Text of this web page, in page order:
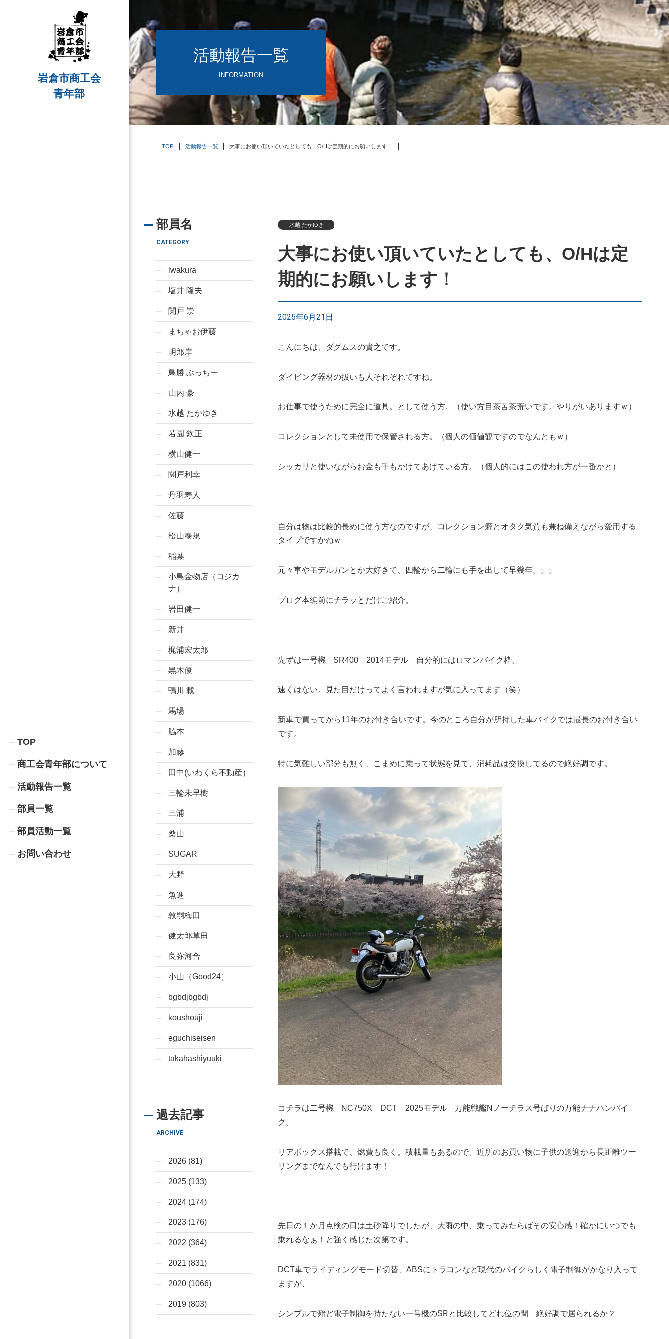
岩倉市商工会
青年部
TOP
商工会青年部について
活動報告一覧
部員一覧
部員活動一覧
お問い合わせ
活動報告一覧
INFORMATION
TOP 活動報告一覧 大事にお使い頂いていたとしても、O/Hは定期的にお願いします！
水越 たかゆき
大事にお使い頂いていたとしても、O/Hは定
期的にお願いします！
2025年6月21日
こんにちは、ダグムスの貴之です。
ダイビング器材の扱いも人それぞれですね。
お仕事で使うために完全に道具。として使う方。（使い方目茶苦茶荒いです。やりがいありますｗ）
コレクションとして未使用で保管される方。（個人の価値観ですのでなんともｗ）
シッカリと使いながらお金も手もかけてあげている方。（個人的にはこの使われ方が一番かと）
自分は物は比較的長めに使う方なのですが、コレクション癖とオタク気質も兼ね備えながら愛用する
タイプですかねｗ
元々車やモデルガンとか大好きで、四輪から二輪にも手を出して早幾年。。。
ブログ本編前にチラッとだけご紹介。
先ずは一号機 SR400 2014モデル 自分的にはロマンバイク枠。
速くはない。見た目だけってよく言われますが気に入ってます（笑）
新車で買ってから11年のお付き合いです。今のところ自分が所持した車バイクでは最長のお付き合い
です。
特に気難しい部分も無く、こまめに乗って状態を見て、消耗品は交換してるので絶好調です。
コチラは二号機 NC750X DCT 2025モデル 万能戦艦Νノーチラス号ばりの万能ナナハンバイ
ク。
リアボックス搭載で、燃費も良く。積載量もあるので、近所のお買い物に子供の送迎から長距離ツー
リングまでなんでも行けます！
先日の１か月点検の日は土砂降りでしたが、大雨の中、乗ってみたらばその安心感！確かにいつでも
乗れるなぁ！と強く感じた次第です。
DCT車でライディングモード切替、ABSにトラコンなど現代のバイクらしく電子制御がかなり入って
ますが、
シンプルで殆ど電子制御を持たない一号機のSRと比較してどれ位の間 絶好調で居られるか？
部員名
CATEGORY
iwakura
塩井 隆夫
関戸 崇
まちゃお伊藤
明郎岸
鳥勝 ぶっちー
山内 豪
水越 たかゆき
若園 欽正
横山健一
関戸利幸
丹羽寿人
佐藤
松山泰規
稲葉
小島金物店（コジカ
ナ）
岩田健一
新井
梶浦宏太郎
黒木優
鴨川 載
馬場
脇本
加藤
田中(いわくら不動産）
三輪未早樹
三浦
桑山
SUGAR
大野
魚進
敦嗣梅田
健太郎草田
良弥河合
小山（Good24）
bgbdjbgbdj
koushouji
eguchiseisen
takahashiyuuki
過去記事
ARCHIVE
2026 (81)
2025 (133)
2024 (174)
2023 (176)
2022 (364)
2021 (831)
2020 (1066)
2019 (803)